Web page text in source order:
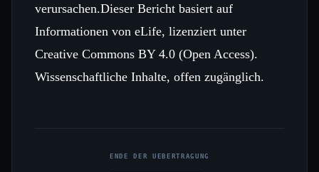
verursachen.Dieser Bericht basiert auf
Informationen von eLife, lizenziert unter
Creative Commons BY 4.0 (Open Access).
Wissenschaftliche Inhalte, offen zugänglich.
ENDE DER UEBERTRAGUNG